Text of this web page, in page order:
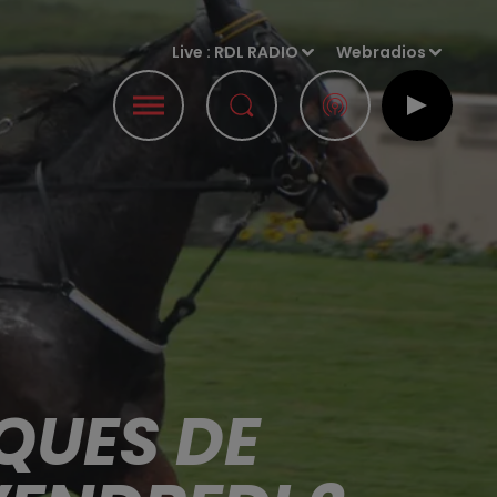
Live : RDL RADIO Webradios
DE